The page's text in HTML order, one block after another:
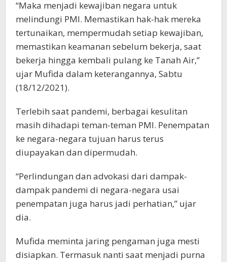
“Maka menjadi kewajiban negara untuk
melindungi PMI. Memastikan hak-hak mereka
tertunaikan, mempermudah setiap kewajiban,
memastikan keamanan sebelum bekerja, saat
bekerja hingga kembali pulang ke Tanah Air,”
ujar Mufida dalam keterangannya, Sabtu
(18/12/2021).
Terlebih saat pandemi, berbagai kesulitan
masih dihadapi teman-teman PMI. Penempatan
ke negara-negara tujuan harus terus
diupayakan dan dipermudah.
“Perlindungan dan advokasi dari dampak-
dampak pandemi di negara-negara usai
penempatan juga harus jadi perhatian,” ujar
dia.
Mufida meminta jaring pengaman juga mesti
disiapkan. Termasuk nanti saat menjadi purna